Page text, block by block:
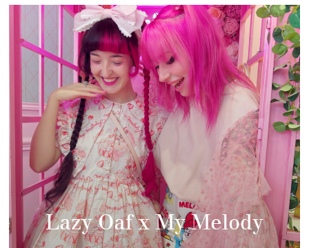
Lazy Oaf x My Melody